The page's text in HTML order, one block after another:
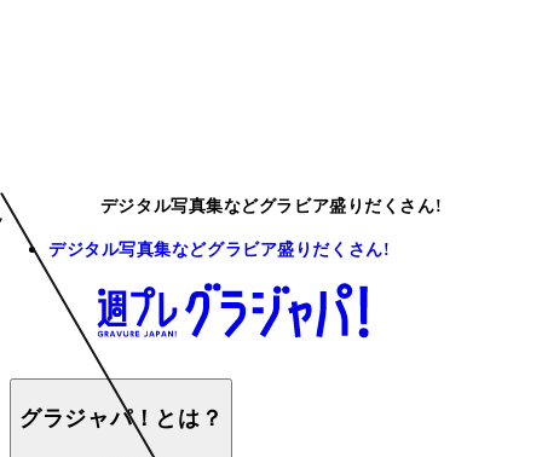
デジタル写真集などグラビア盛りだくさん!
デジタル写真集などグラビア盛りだくさん!
グラジャパ！とは？